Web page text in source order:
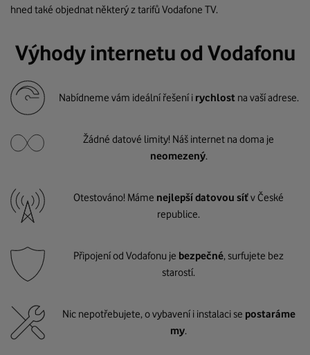
hned také objednat některý z tarifů Vodafone TV.
Výhody internetu od Vodafonu
Nabídneme vám ideální řešení i rychlost na vaší adrese.
Žádné datové limity! Náš internet na doma je
neomezený.
Otestováno! Máme nejlepší datovou síťv České
republice.
Připojení od Vodafonu je bezpečné, surfujete bez
starostí.
Nic nepotřebujete, o vybavení i instalaci se postaráme
my.